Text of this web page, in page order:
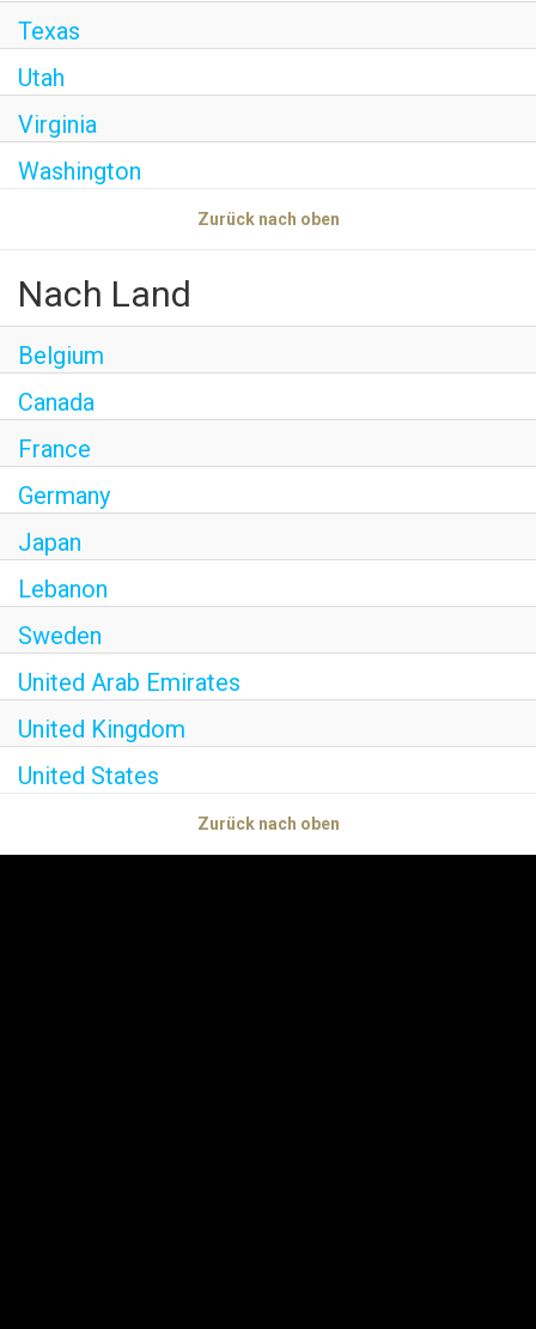
Texas
Utah
Virginia
Washington
Zurück nach oben
Nach Land
Belgium
Canada
France
Germany
Japan
Lebanon
Sweden
United Arab Emirates
United Kingdom
United States
Zurück nach oben